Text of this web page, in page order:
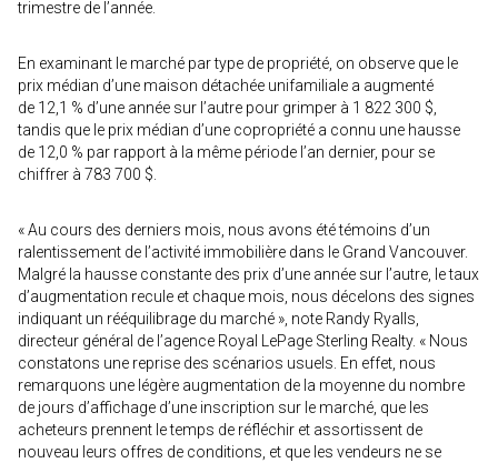
trimestre de l’année.
En examinant le marché par type de propriété, on observe que le
prix médian d’une maison détachée unifamiliale a augmenté
de 12,1 % d’une année sur l’autre pour grimper à 1 822 300 $,
tandis que le prix médian d’une copropriété a connu une hausse
de 12,0 % par rapport à la même période l’an dernier, pour se
chiffrer à 783 700 $.
« Au cours des derniers mois, nous avons été témoins d’un
ralentissement de l’activité immobilière dans le Grand Vancouver.
Malgré la hausse constante des prix d’une année sur l’autre, le taux
d’augmentation recule et chaque mois, nous décelons des signes
indiquant un rééquilibrage du marché », note Randy Ryalls,
directeur général de l’agence Royal LePage Sterling Realty. « Nous
constatons une reprise des scénarios usuels. En effet, nous
remarquons une légère augmentation de la moyenne du nombre
de jours d’affichage d’une inscription sur le marché, que les
acheteurs prennent le temps de réfléchir et assortissent de
nouveau leurs offres de conditions, et que les vendeurs ne se